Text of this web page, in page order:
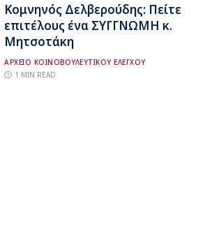
Κομνηνός Δελβερούδης: Πείτε
επιτέλους ένα ΣΥΓΓΝΩΜΗ κ.
Μητσοτάκη
ΑΡΧΕΙΟ ΚΟΙΝΟΒΟΥΛΕΥΤΙΚΟΥ ΕΛΕΓΧΟΥ
1 MIN READ